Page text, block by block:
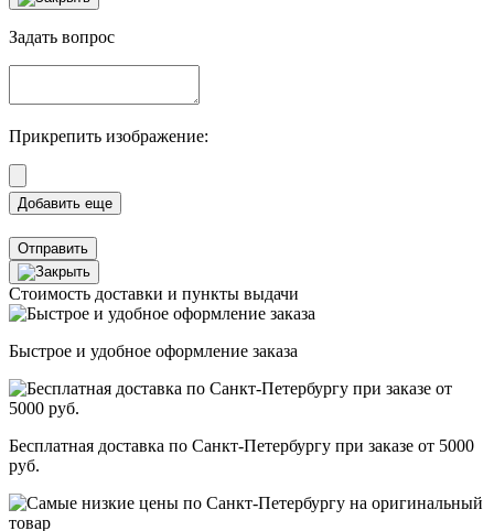
Задать вопрос
Прикрепить изображение:
Отправить
Стоимость доставки и пункты выдачи
Быстрое и удобное оформление заказа
Бесплатная доставка по Санкт-Петербургу при заказе от 5000
руб.